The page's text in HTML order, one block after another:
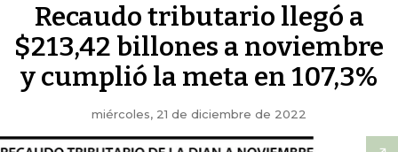
Recaudo tributario llegó a
$213,42 billones a noviembre
y cumplió la meta en 107,3%
miércoles, 21 de diciembre de 2022